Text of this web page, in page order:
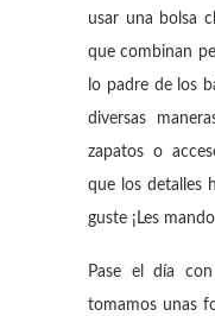
usar una bolsa
que combinan
lo padre de los
diversas
zapatos o
que los detalles
guste ¡Les
Pase el día
tomamos unas